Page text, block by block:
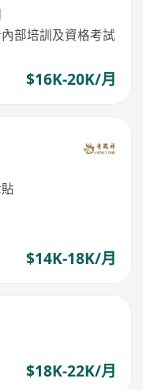
部培訓及資格考試
$16K-20K/月
$14K-18K/月
$18K-22K/月